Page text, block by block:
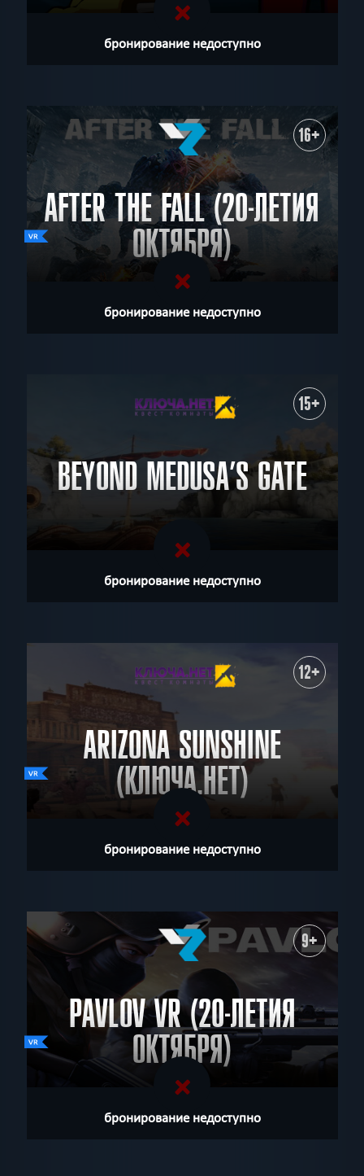
бронирование недоступно
16+
AFTER THE FALL (20-ЛЕТИЯ
ОКТЯБРЯ)
бронирование недоступно
15+
BEYOND MEDUSA’S GATE
бронирование недоступно
12+
ARIZONA SUNSHINE
(КЛЮЧА.НЕТ)
бронирование недоступно
9+
PAVLOV VR (20-ЛЕТИЯ
ОКТЯБРЯ)
бронирование недоступно